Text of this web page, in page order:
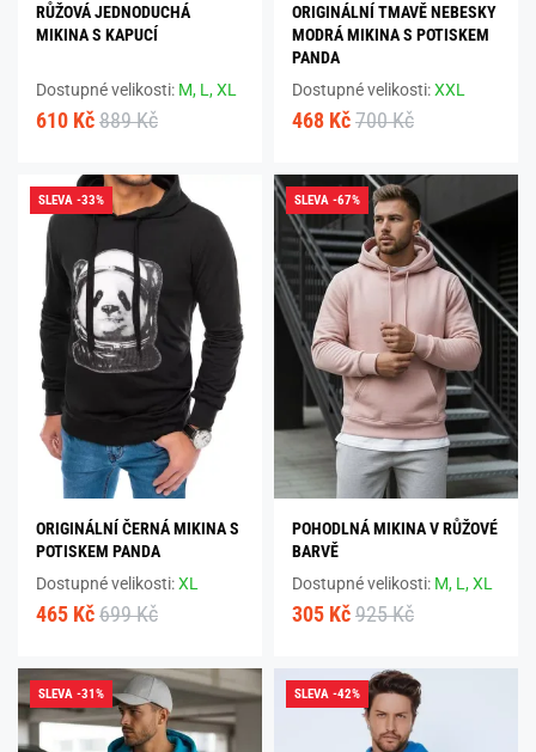
RŮŽOVÁ JEDNODUCHÁ
MIKINA S KAPUCÍ
Dostupné velikosti: M, L,XL
610 Kč 889 Kč
ORIGINÁLNÍ TMAVĚ NEBESKY
MODRÁ MIKINA S POTISKEM
PANDA
Dostupné velikosti:XXL
468 Kč 700 Kč
SLEVA -33%
ORIGINÁLNÍ ČERNÁ MIKINA S
POTISKEM PANDA
Dostupné velikosti:XL
465 Kč 699 Kč
SLEVA -67%
POHODLNÁ MIKINA V RŮŽOVÉ
BARVĚ
Dostupné velikosti: M, L,XL
305 Kč 925 Kč
SLEVA -31% SLEVA -42%